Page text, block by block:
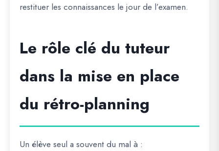
restituer les connaissances le jour de l’examen.
Le rôle clé du tuteur
dans la mise en place
du rétro-planning
Un élève seul a souvent du mal à :